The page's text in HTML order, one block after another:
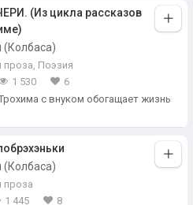
(Из цикла рассказов
(Колбаса)
проза, Поэзия
1 530
6
с внуком обогащает жизнь
(Колбаса)
проза
1 445
8